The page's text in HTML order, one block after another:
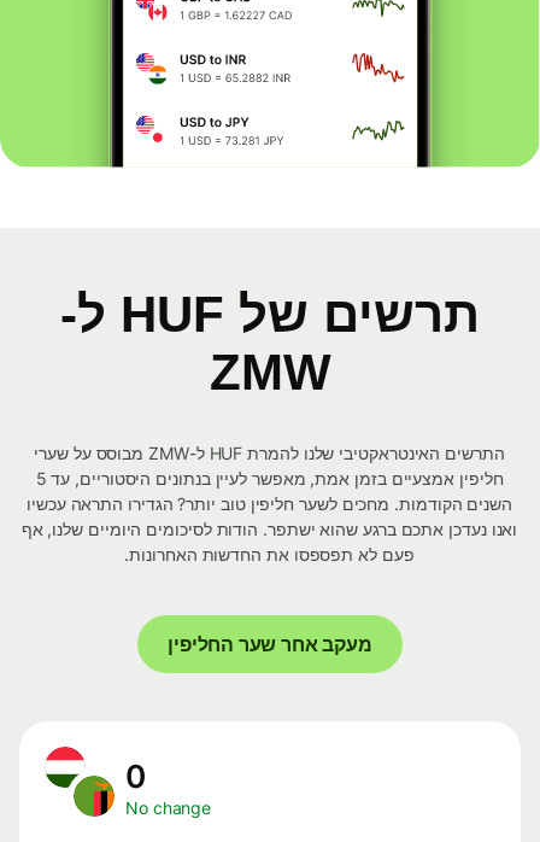
תרשים של HUF ל-
ZMW
התרשים האינטראקטיבי שלנו להמרת HUF ל-ZMW מבוסס על שערי
חליפין אמצעיים בזמן אמת, מאפשר לעיין בנתונים היסטוריים, עד 5
השנים הקודמות. מחכים לשער חליפין טוב יותר? הגדירו התראה עכשיו
ואנו נעדכן אתכם ברגע שהוא ישתפר. הודות לסיכומים היומיים שלנו, אף
פעם לא תפספסו את החדשות האחרונות.
מעקב אחר שער החליפין
No change